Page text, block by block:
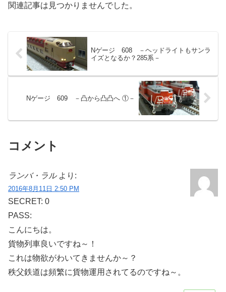
関連記事は見つかりませんでした。
Nゲージ 608 －ヘッドライトもサンラ
イズとなるか？285系－
Nゲージ 609 －凸から凸凸へ ①－
コメント
ランバ・ラル より:
2016年8月11日 2:50 PM
SECRET: 0
PASS:
こんにちは。
貨物列車良いですね～！
これは物欲がわいてきませんか～？
秩父鉄道は頻繁に貨物運用されてるのですね～。